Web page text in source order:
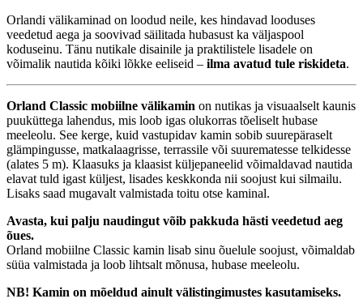
Orlandi välikaminad on loodud neile, kes hindavad looduses
veedetud aega ja soovivad säilitada hubasust ka väljaspool
koduseinu. Tänu nutikale disainile ja praktilistele lisadele on
võimalik nautida kõiki lõkke eeliseid – ilma avatud tule riskideta.
Orland Classic mobiilne välikamin on nutikas ja visuaalselt kaunis
puuküttega lahendus, mis loob igas olukorras tõeliselt hubase
meeleolu. See kerge, kuid vastupidav kamin sobib suurepäraselt
glämpingusse, matkalaagrisse, terrassile või suurematesse telkidesse
(alates 5 m). Klaasuks ja klaasist küljepaneelid võimaldavad nautida
elavat tuld igast küljest, lisades keskkonda nii soojust kui silmailu.
Lisaks saad mugavalt valmistada toitu otse kaminal.
Avasta, kui palju naudingut võib pakkuda hästi veedetud aeg
õues.
Orland mobiilne Classic kamin lisab sinu õuelule soojust, võimaldab
süüa valmistada ja loob lihtsalt mõnusa, hubase meeleolu.
NB! Kamin on mõeldud ainult välistingimustes kasutamiseks.